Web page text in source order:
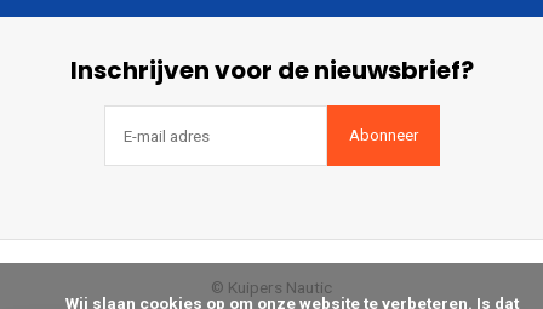
Inschrijven voor de nieuwsbrief?
Abonneer
© Kuipers Nautic